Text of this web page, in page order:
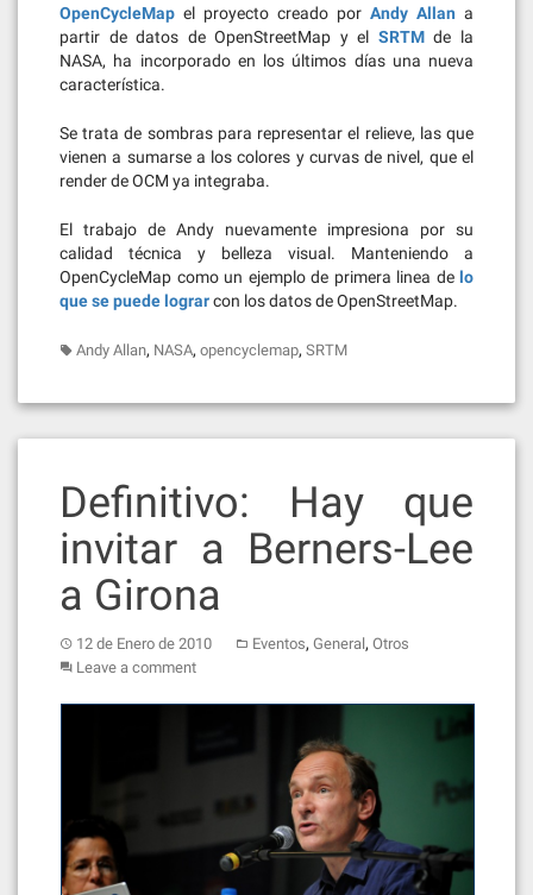
OpenCycleMap el proyecto creado por Andy Allan a
partir de datos de OpenStreetMap y el SRTMde la
NASA, ha incorporado en los últimos días una nueva
característica.
Se trata de sombras para representar el relieve, las que
vienen a sumarse a los colores y curvas de nivel, que el
render de OCM ya integraba.
El trabajo de Andy nuevamente impresiona por su
calidad técnica y belleza visual. Manteniendo a
OpenCycleMap como un ejemplo de primera linea de lo
que se puede lograrcon los datos de OpenStreetMap.
Andy Allan, NASA, opencyclemap, SRTM
Definitivo: Hay que
invitar a Berners-Lee
a Girona
12 de Enero de 2010 Eventos, General, Otros
Leave a comment